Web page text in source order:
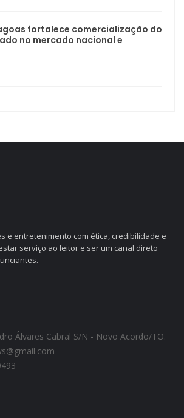
fortalece comercialização do
no mercado nacional e
e entretenimento com ética, credibilidade e
serviço ao leitor e ser um canal direto
Álvares Cabral S/N - Novo Acordo/TO.